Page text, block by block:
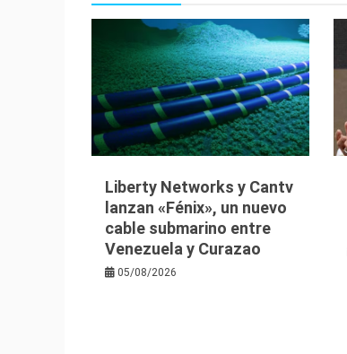
Liberty Networks y Cantv
lanzan «Fénix», un nuevo
cable submarino entre
Venezuela y Curazao
05/08/2026